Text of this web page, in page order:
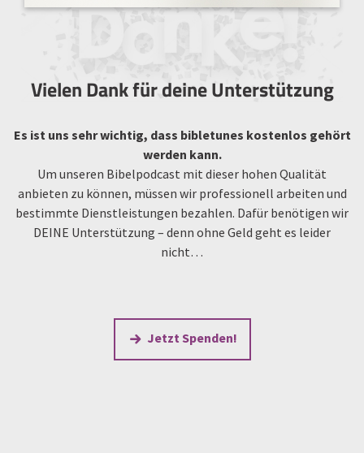
Vielen Dank für deine Unterstützung
Es ist uns sehr wichtig, dass bibletunes kostenlos gehört
werden kann.
Um unseren Bibelpodcast mit dieser hohen Qualität
anbieten zu können, müssen wir professionell arbeiten und
bestimmte Dienstleistungen bezahlen. Dafür benötigen wir
DEINE Unterstützung – denn ohne Geld geht es leider
nicht…
Jetzt Spenden!